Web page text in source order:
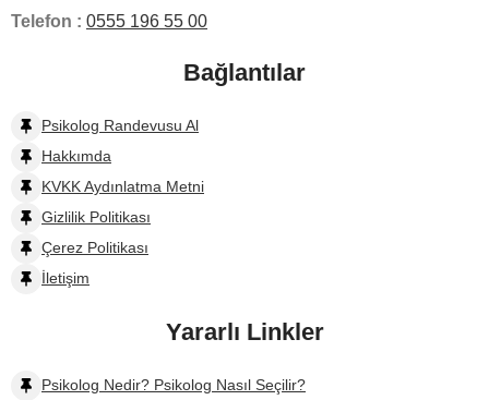
Telefon : 0555 196 55 00
Bağlantılar
Psikolog Randevusu Al
Hakkımda
KVKK Aydınlatma Metni
Gizlilik Politikası
Çerez Politikası
İletişim
Yararlı Linkler
Psikolog Nedir? Psikolog Nasıl Seçilir?